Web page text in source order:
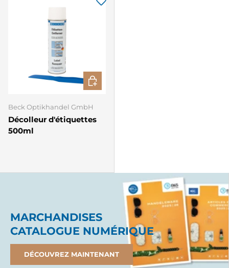
Beck Optikhandel GmbH
Décolleur d'étiquettes
500ml
AJOUTER AU PANIER
MARCHANDISES
CATALOGUE NUMÉRIQUE
DÉCOUVREZ MAINTENANT